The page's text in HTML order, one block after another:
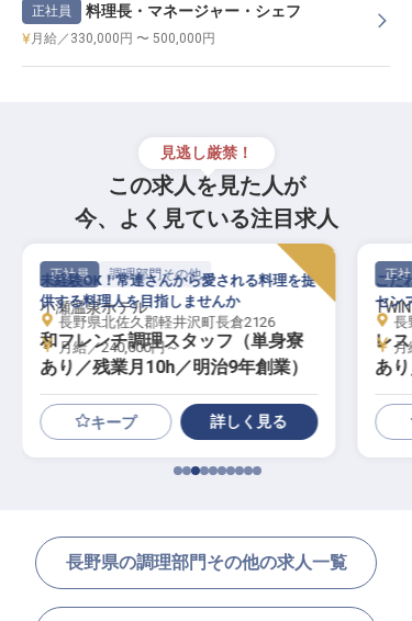
正社員 料理長・マネージャー・シェフ
月給／330,000円 〜 500,000円
見逃し厳禁！
この求人を見た人が
今、よく見ている注目求人
正社員 調理部門その他
小瀬温泉ホテル
和フレンチ調理スタッフ（単身寮
あり／残業月10h／明治9年創業）
未経験OK！常連さんから愛される料理を提
供する料理人を目指しませんか
長野県北佐久郡軽井沢町長倉2126
月給／240,000円～
キープ 詳しく見る
正社
レ
あ
こだ
セン
長
月
長野県の調理部門その他の求人一覧